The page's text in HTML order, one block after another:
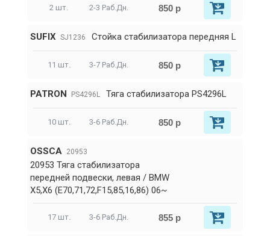
2 шт. 2-3 Раб.Дн. 850 р
SUFIX SJ1236 Стойка стабилизатора передняя L
11 шт. 3-7 Раб.Дн. 850 р
PATRON PS4296L Тяга стабилизатора PS4296L
10 шт. 3-6 Раб.Дн. 850 р
OSSCA 20953
20953 Тяга стабилизатора
передней подвески, левая / BMW
X5,X6 (E70,71,72,F15,85,16,86) 06~
17 шт. 3-6 Раб.Дн. 855 р